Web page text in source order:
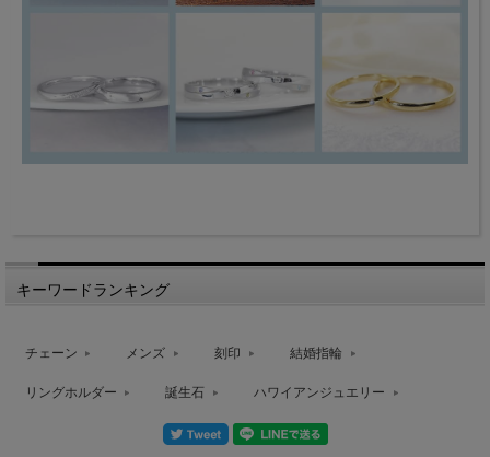
キーワードランキング
チェーン メンズ 刻印 結婚指輪
リングホルダー 誕生石 ハワイアンジュエリー